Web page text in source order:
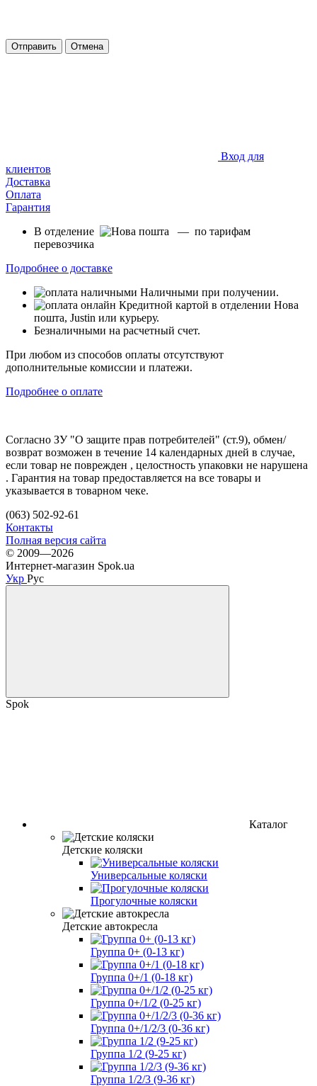
Отправить Отмена
Вход для
клиентов
Доставка
Оплата
Гарантия
В отделение
— по тарифам
перевозчика
Подробнее о доставке
Наличными при получении.
Кредитной картой в отделении Нова
пошта, Justin или курьеру.
Безналичными на расчетный счет.
При любом из способов оплаты отсутствуют
дополнительные комиссии и платежи.
Подробнее о оплате
Согласно ЗУ "О защите прав потребителей" (ст.9), обмен/
возврат возможен в течение 14 календарных дней в случае,
если товар не поврежден , целостность упаковки не нарушена
. Гарантия на товар предоставляется на все товары и
указывается в товарном чеке.
(063) 502-92-61
Контакты
Полная версия сайта
© 2009—2026
Интернет-магазин Spok.ua
Укр Рус
Spok
Каталог
Детские коляски
Универсальные коляски
Прогулочные коляски
Детские автокресла
Группа 0+ (0-13 кг)
Группа 0+/1 (0-18 кг)
Группа 0+/1/2 (0-25 кг)
Группа 0+/1/2/3 (0-36 кг)
Группа 1/2 (9-25 кг)
Группа 1/2/3 (9-36 кг)